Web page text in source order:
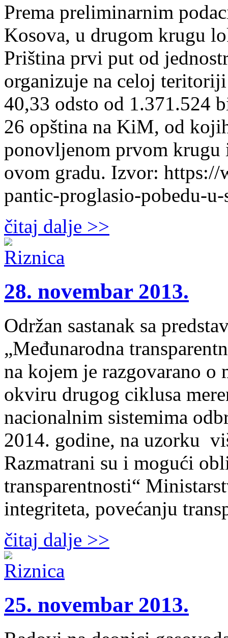
Prema preliminarnim
Kosova, u drugom krugu
Priština prvi put od
organizuje na celoj
40,33 odsto od 1.371.524
26 opština na KiM, od
ponovljenom prvom krugu
ovom gradu. Izvor:
pantic-proglasio-pobedu-
čitaj dalje >>
28. novembar 2013.
Održan sastanak sa
„Međunarodna
na kojem je razgovarano o
okviru drugog ciklusa
nacionalnim sistemima
2014. godine, na uzorku
Razmatrani su i mogući
transparentnosti“
integriteta, povećanju
čitaj dalje >>
25. novembar 2013.